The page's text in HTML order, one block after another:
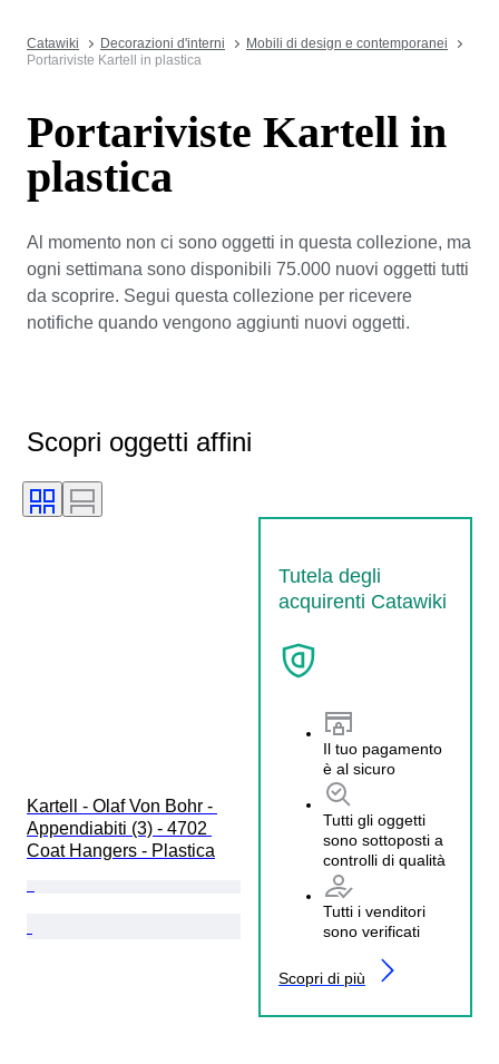
Catawiki Decorazioni d'interni
Mobili di design e contemporanei
Portariviste Kartell in plastica
Portariviste Kartell in
plastica
Al momento non ci sono oggetti in questa collezione, ma
ogni settimana sono disponibili 75.000 nuovi oggetti tutti
da scoprire. Segui questa collezione per ricevere
notifiche quando vengono aggiunti nuovi oggetti.
Scopri oggetti affini
Tutela degli
acquirenti Catawiki
Il tuo pagamento
è al sicuro
Tutti gli oggetti
sono sottoposti a
controlli di qualità
Tutti i venditori
sono verificati
Scopri di più
Kartell - Olaf Von Bohr -
Appendiabiti (3) - 4702
Coat Hangers - Plastica